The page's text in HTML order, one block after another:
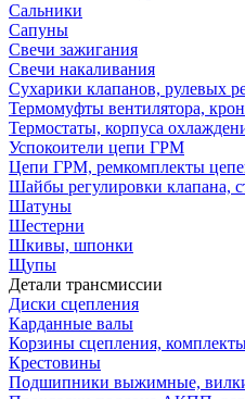
Сальники
Сапуны
Свечи зажигания
Свечи накаливания
Сухарики клапанов, рулевых
Термомуфты вентилятора,
Термостаты, корпуса
Успокоители цепи ГРМ
Цепи ГРМ, ремкомплекты
Шайбы регулировки клапана,
Шатуны
Шестерни
Шкивы, шпонки
Щупы
Детали трансмиссии
Диски сцепления
Карданные валы
Корзины сцепления,
Крестовины
Подшипники выжимные,